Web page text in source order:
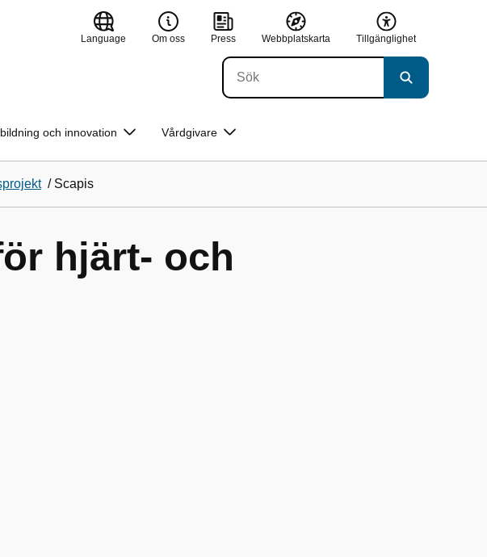
Language Om oss Press Webbplatskarta Tillgänglighet
och innovation Vårdgivare
/ Scapis
hjärt- och